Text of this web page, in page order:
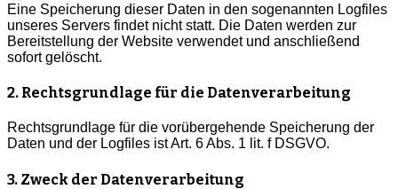
Eine Speicherung dieser Daten in den sogenannten Logfiles
unseres Servers findet nicht statt. Die Daten werden zur
Bereitstellung der Website verwendet und anschließend
sofort gelöscht.
2. Rechtsgrundlage für die Datenverarbeitung
Rechtsgrundlage für die vorübergehende Speicherung der
Daten und der Logfiles ist Art. 6 Abs. 1 lit. f DSGVO.
3. Zweck der Datenverarbeitung